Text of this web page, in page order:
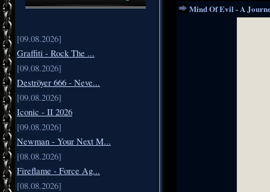
[09.08.2026]
Graffiti - Rock The ...
[09.08.2026]
Deströyer 666 - Neve...
[09.08.2026]
Iconic - II 2026
[09.08.2026]
Newman - Your Next M...
[08.08.2026]
Fireflame - Force Ag...
[08.08.2026]
Mind Of Evil - A